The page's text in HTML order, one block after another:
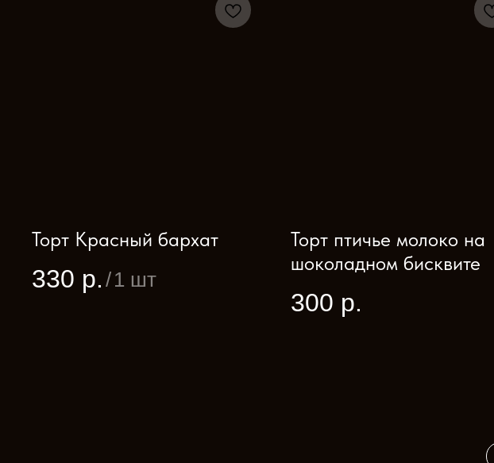
Торт Красный бархат
330 р. /1 шт
Торт птичье молоко на
шоколадном бисквите
300 р.